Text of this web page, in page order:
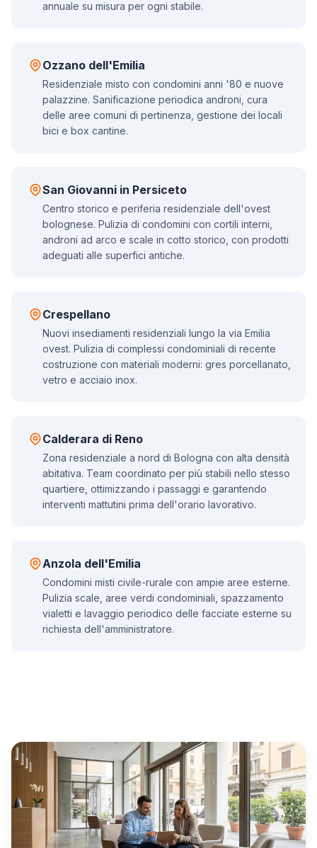
annuale su misura per ogni stabile.
Ozzano dell'Emilia
Residenziale misto con condomini anni '80 e nuove
palazzine. Sanificazione periodica androni, cura
delle aree comuni di pertinenza, gestione dei locali
bici e box cantine.
San Giovanni in Persiceto
Centro storico e periferia residenziale dell'ovest
bolognese. Pulizia di condomini con cortili interni,
androni ad arco e scale in cotto storico, con prodotti
adeguati alle superfici antiche.
Crespellano
Nuovi insediamenti residenziali lungo la via Emilia
ovest. Pulizia di complessi condominiali di recente
costruzione con materiali moderni: gres porcellanato,
vetro e acciaio inox.
Calderara di Reno
Zona residenziale a nord di Bologna con alta densità
abitativa. Team coordinato per più stabili nello stesso
quartiere, ottimizzando i passaggi e garantendo
interventi mattutini prima dell'orario lavorativo.
Anzola dell'Emilia
Condomini misti civile-rurale con ampie aree esterne.
Pulizia scale, aree verdi condominiali, spazzamento
vialetti e lavaggio periodico delle facciate esterne su
richiesta dell'amministratore.